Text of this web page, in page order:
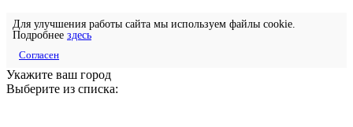
Для улучшения работы сайта мы используем файлы cookie.
Подробнее здесь
Согласен
Укажите ваш город
Выберите из списка: